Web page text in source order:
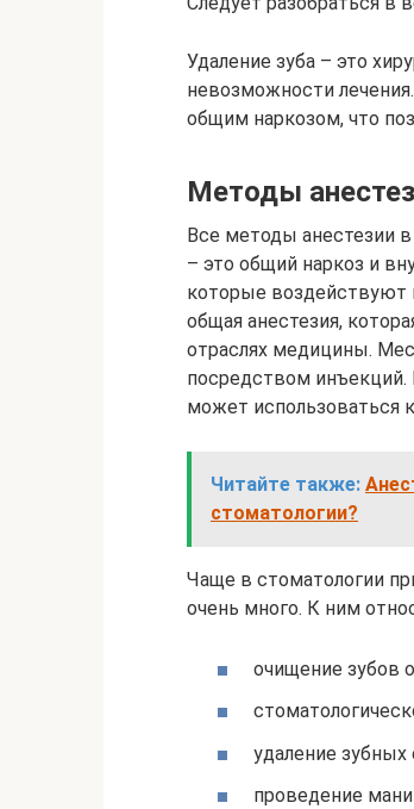
Удаление зуба – это
невозможности
общим наркозом, что
Методы
Все методы анестезии
– это общий наркоз и
которые воздействуют
общая анестезия,
отраслях медицины.
посредством
может использоваться
Читайте также:
стоматологии?
Чаще в стоматологии
очень много. К ним
очищение зубов
удаление зубных
проведение